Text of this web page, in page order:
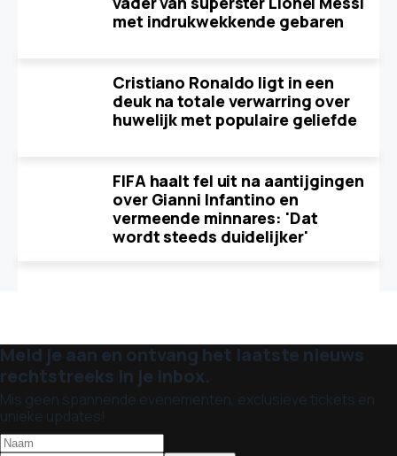
met indrukwekkende gebaren
Cristiano Ronaldo ligt in een
deuk na totale verwarring over
huwelijk met populaire geliefde
FIFA haalt fel uit na aantijgingen
over Gianni Infantino en
vermeende minnares: 'Dat
wordt steeds duidelijker'
Meld je aan en ontvang het laatste nieuws
rechtstreeks in je inbox.
Mis geen spannende evenementen, exclusieve tickets en
unieke updates!